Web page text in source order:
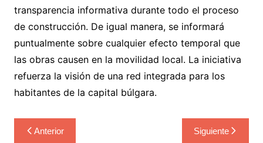
transparencia informativa durante todo el proceso
de construcción. De igual manera, se informará
puntualmente sobre cualquier efecto temporal que
las obras causen en la movilidad local. La iniciativa
refuerza la visión de una red integrada para los
habitantes de la capital búlgara.
Navegación
Anterior Siguiente